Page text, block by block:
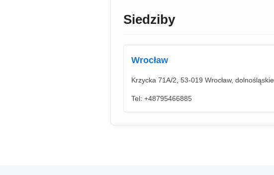
Siedziby
Wrocław
Krzycka 71A/2, 53-019 Wrocław, dolnośląskie
Tel: +48795466885